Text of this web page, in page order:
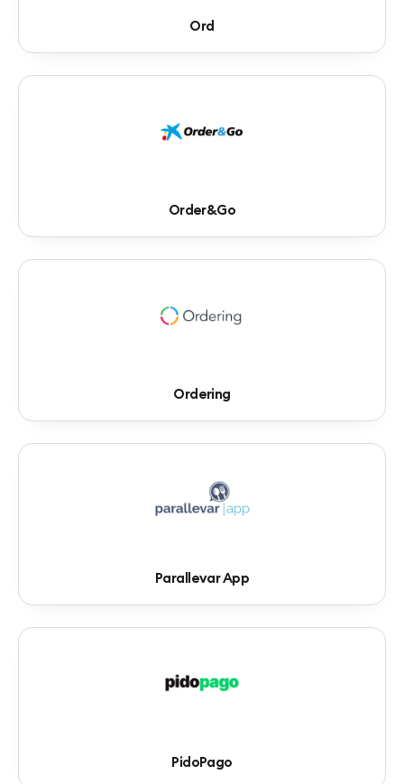
Ord
Order&Go
Ordering
Parallevar App
PidoPago